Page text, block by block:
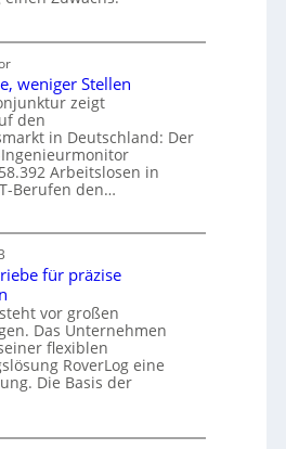
weniger Stellen
zeigt
den
in Deutschland: Der
Arbeitslosen in
Berufen den…
für präzise
vor großen
Das Unternehmen
flexiblen
RoverLog eine
Die Basis der